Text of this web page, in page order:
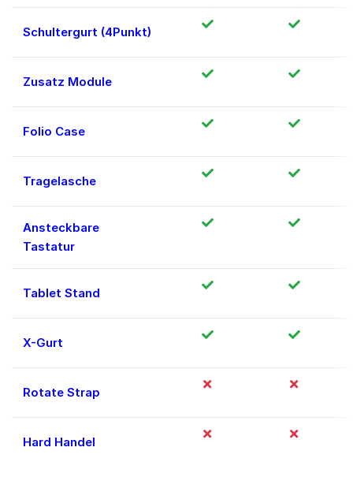
Schultergurt (4Punkt)
Zusatz Module
Folio Case
Tragelasche
Ansteckbare
Tastatur
Tablet Stand
X-Gurt
Rotate Strap
Hard Handel